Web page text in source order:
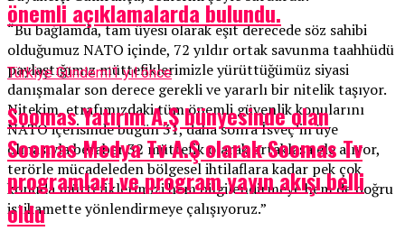
“Bu bağlamda, tam üyesi olarak eşit derecede söz sahibi
olduğumuz NATO içinde, 72 yıldır ortak savunma taahhüdü
paylaştığımız müttefiklerimizle yürüttüğümüz siyasi
danışmalar son derece gerekli ve yararlı bir nitelik taşıyor.
Nitekim, etrafımızdaki tüm önemli güvenlik konularını
NATO içerisinde bugün 31, daha sonra İsveç’in üye
olmasıyla beraber 32 müttefik olarak ortaklaşa ele alıyor,
terörle mücadeleden bölgesel ihtilaflara kadar pek çok
konuda müttefiklerimizi hem bilgilendirmeye hem de doğru
istikamette yönlendirmeye çalışıyoruz.”
önemli açıklamalarda bulundu.
Türkiye Gündemi1 yıl önce
Soomas Yatırım A.Ş bünyesinde olan
Soomas Medya Tv A.Ş olarak Soomas Tv
programları ve program yayın akışı belli
oldu